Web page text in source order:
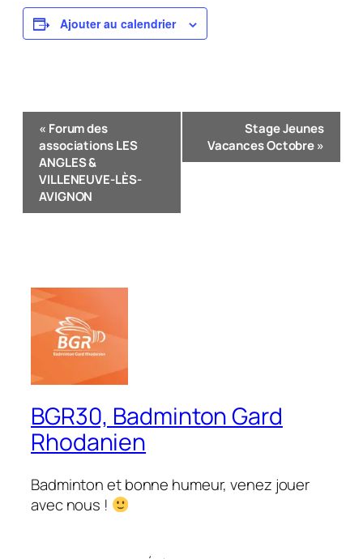
Ajouter au calendrier
Navigation
Évènement
« Forum des
associations LES
ANGLES &
VILLENEUVE-LÈS-
AVIGNON
Stage Jeunes
Vacances Octobre»
BGR30, Badminton Gard
Rhodanien
Badminton et bonne humeur, venez jouer
avec nous !